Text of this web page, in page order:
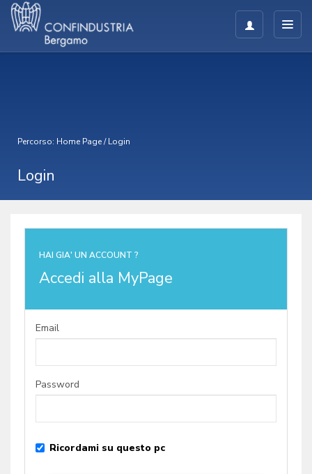
Percorso: Home Page/Login
Login
HAI GIA' UN ACCOUNT ?
Accedi alla MyPage
Email
Password
Ricordami su questo pc